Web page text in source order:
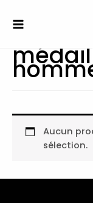
Aucun
sélection.